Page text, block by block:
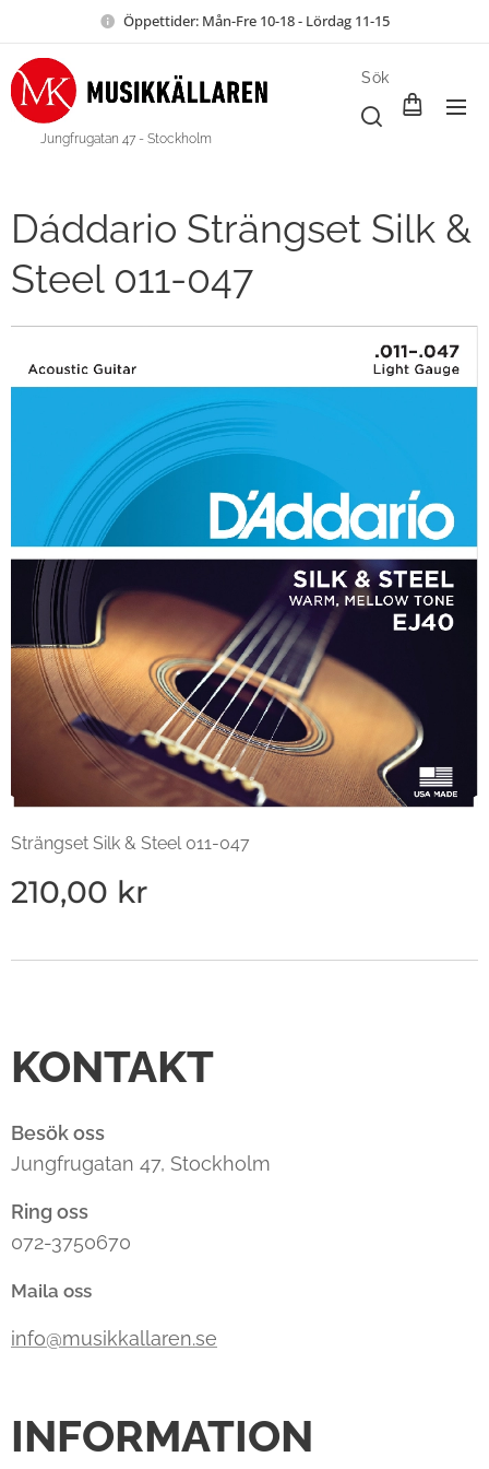
Öppettider: Mån-Fre 10-18 - Lördag 11-15
Jungfrugatan 47 - Stockholm
Sök
Dáddario Strängset Silk &
Steel 011-047
Strängset Silk & Steel 011-047
210,00 kr
KONTAKT
Besök oss
Jungfrugatan 47, Stockholm
Ring oss
072-3750670
Maila oss
info@musikkallaren.se
INFORMATION